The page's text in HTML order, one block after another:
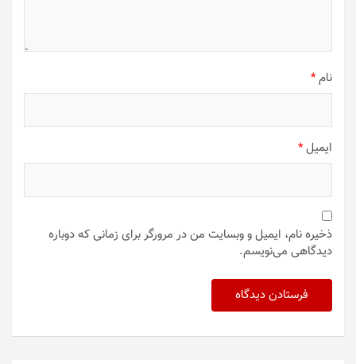
نام*
ایمیل*
ذخیره نام، ایمیل و وبسایت من در مرورگر برای زمانی که دوباره
دیدگاهی می‌نویسم.